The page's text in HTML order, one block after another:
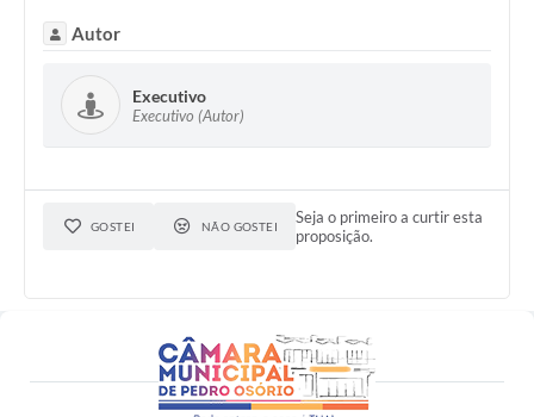
Autor
Executivo
Executivo (Autor)
GOSTEI NÃO GOSTEI
Seja o primeiro a curtir esta
proposição.